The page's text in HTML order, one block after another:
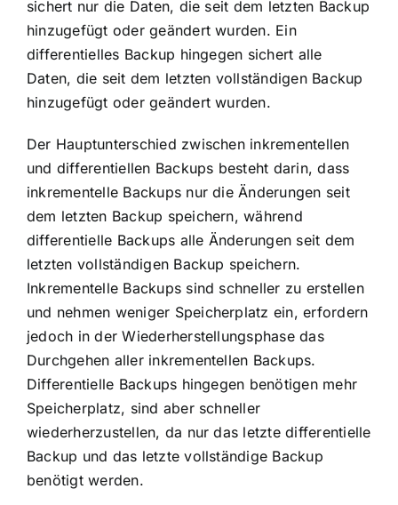
sichert nur die Daten, die seit dem letzten Backup
hinzugefügt oder geändert wurden. Ein
differentielles Backup hingegen sichert alle
Daten, die seit dem letzten vollständigen Backup
hinzugefügt oder geändert wurden.
Der Hauptunterschied zwischen inkrementellen
und differentiellen Backups besteht darin, dass
inkrementelle Backups nur die Änderungen seit
dem letzten Backup speichern, während
differentielle Backups alle Änderungen seit dem
letzten vollständigen Backup speichern.
Inkrementelle Backups sind schneller zu erstellen
und nehmen weniger Speicherplatz ein, erfordern
jedoch in der Wiederherstellungsphase das
Durchgehen aller inkrementellen Backups.
Differentielle Backups hingegen benötigen mehr
Speicherplatz, sind aber schneller
wiederherzustellen, da nur das letzte differentielle
Backup und das letzte vollständige Backup
benötigt werden.